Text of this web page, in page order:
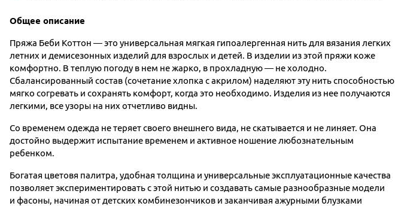
Общее описание
Пряжа Беби Коттон — это универсальная мягкая гипоалергенная нить для вязания легких
летних и демисезонных изделий для взрослых и детей. В изделии из этой пряжи коже
комфортно. В теплую погоду в нем не жарко, в прохладную — не холодно.
Сбалансированный состав (сочетание хлопка с акрилом) наделяют эту нить способностью
мягко согревать и сохранять комфорт, когда это необходимо. Изделия из нее получаются
легкими, все узоры на них отчетливо видны.
Со временем одежда не теряет своего внешнего вида, не скатывается и не линяет. Она
достойно выдержит испытание временем и активное ношение любознательным
ребенком.
Богатая цветовя палитра, удобная толщина и универсальные эксплуатационные качества
позволяет экспериментировать с этой нитью и создавать самые разнообразные модели
и фасоны, начиная от детских комбинезончиков и заканчивая ажурными блузками